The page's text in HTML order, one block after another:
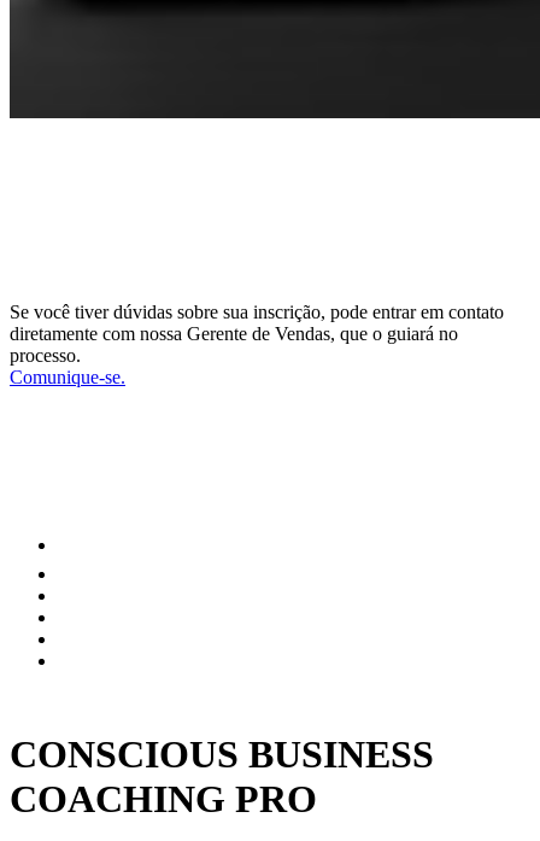
Se você tiver dúvidas sobre sua inscrição, pode entrar em contato
diretamente com nossa Gerente de Vendas, que o guiará no
processo.
Comunique-se.
CONSCIOUS BUSINESS
COACHING PRO